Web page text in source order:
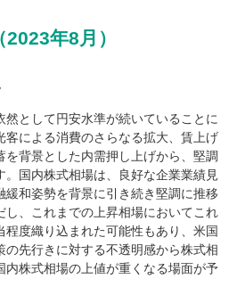
年8月）
然として円安水準が続いていることに
客による消費のさらなる拡大、賃上げ
を背景とした内需押し上げから、堅調
。国内株式相場は、良好な企業業績見
緩和姿勢を背景に引き続き堅調に推移
し、これまでの上昇相場においてこれ
程度織り込まれた可能性もあり、米国
の先行きに対する不透明感から株式相
内株式相場の上値が重くなる場面が予